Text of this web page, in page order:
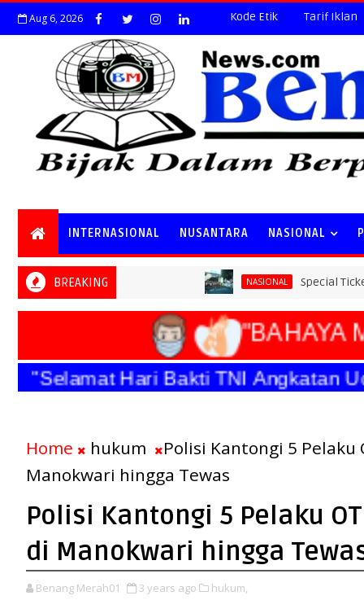
Aug 6, 2026 Kode Etik Tarif Iklan
INTERNASIONAL NUSANTARA NASIONAL
BREAKING NASIONAL Special Ticket Ludes
"BAHAYA
"Selamat Hari Bakti TNI
Home hukum
Polisi Kantongi 5 Pelaku
Manokwari hingga Tewas
Polisi Kantongi 5 Pelaku
di Manokwari hingga
Benang Merah01 3 years ago hukum,